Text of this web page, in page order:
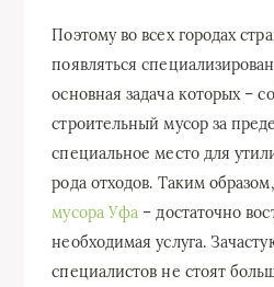
Поэтому во всех городах
появляться
основная задача которых –
строительный мусор за
специальное место для
рода отходов. Таким
мусора Уфа – достаточно
необходимая услуга.
специалистов не стоят